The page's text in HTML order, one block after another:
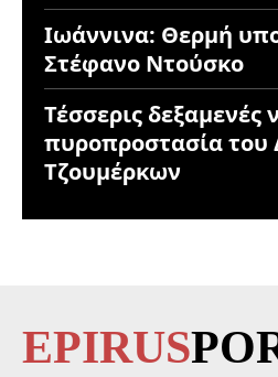
Ιωάννινα: Θερμή
Στέφανο Ντούσκο
Τέσσερις δεξαμενές
πυροπροστασία του
Τζουμέρκων
EPIRUS